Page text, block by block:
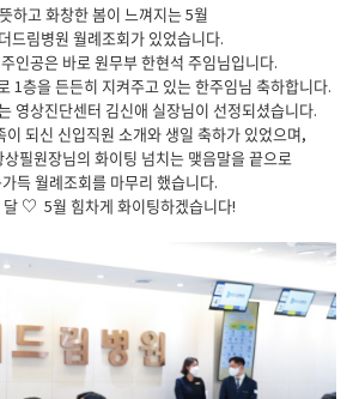
하고 화창한 봄이 느껴지는 5월
드림병원 월례조회가 있었습니다.
인공은 바로 원무부 한현석 주임님입니다.
1층을 든든히 지켜주고 있는 한주임님 축하합니다.
영상진단센터 김신애 실장님이 선정되셨습니다.
이 되신 신입직원 소개와 생일 축하가 있었으며,
필원장님의 화이팅 넘치는 맺음말을 끝으로
득 월례조회를 마무리 했습니다.
달 ♡ 5월 힘차게 화이팅하겠습니다!